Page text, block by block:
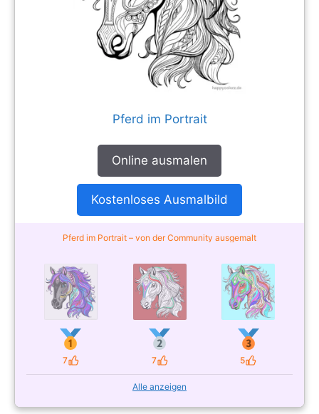
Pferd im Portrait
Online ausmalen
Kostenloses Ausmalbild
Pferd im Portrait – von der Community ausgemalt
7
Likes 7
Likes 5
Likes
Alle anzeigen